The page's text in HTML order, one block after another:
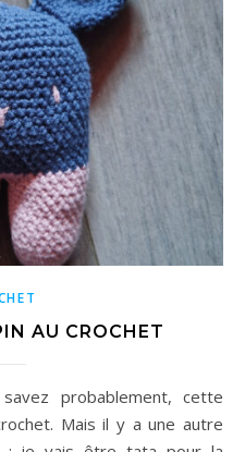
AU CROCHET
Mais il y a une autre